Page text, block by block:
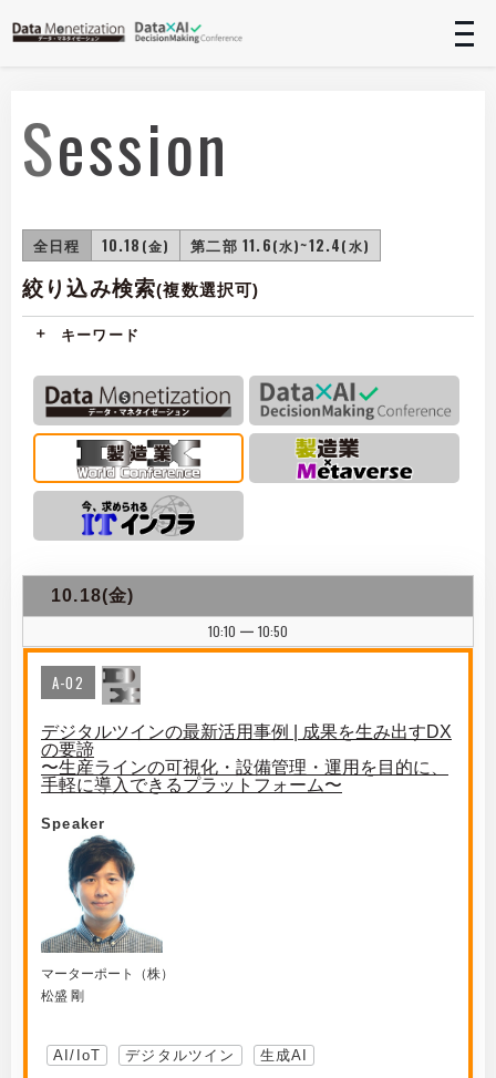
Session
全日程 10.18 (金) 第二部 11.6(水)~12.4(水)
絞り込み検索(複数選択可)
キーワード
10.18(金)
10:10
| 10:50
A-02
デジタルツインの最新活用事例 | 成果を生み出すDX
の要諦
〜生産ラインの可視化・設備管理・運用を目的に、
手軽に導入できるプラットフォーム〜
Speaker
マーターポート（株）
松盛 剛
AI/IoT デジタルツイン 生成AI